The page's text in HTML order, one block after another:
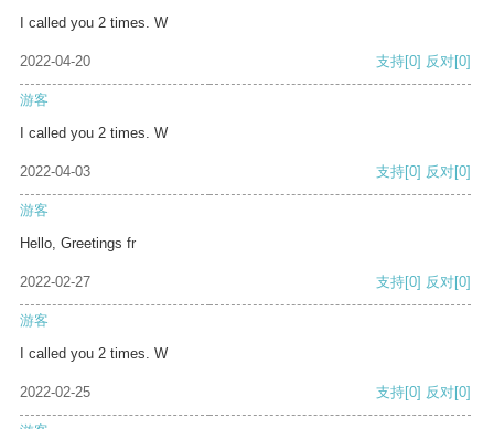
I called you 2 times. W
2022-04-20 支持[0] 反对[0]
游客
I called you 2 times. W
2022-04-03 支持[0] 反对[0]
游客
Hello, Greetings fr
2022-02-27 支持[0] 反对[0]
游客
I called you 2 times. W
2022-02-25 支持[0] 反对[0]